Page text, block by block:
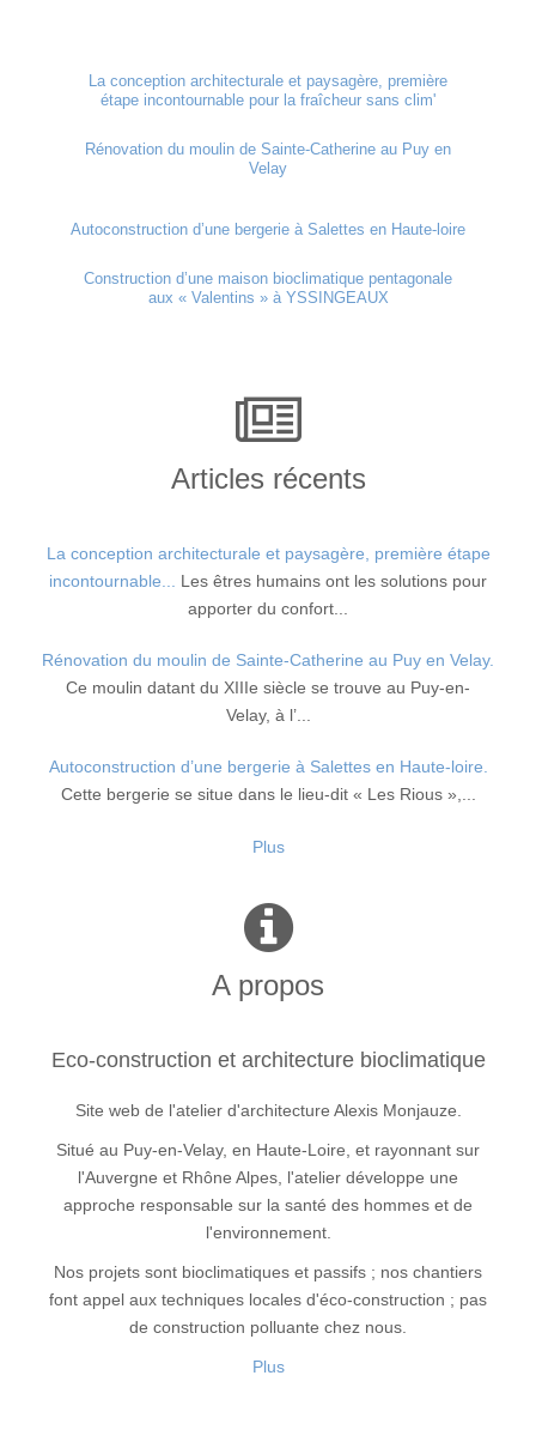
La conception architecturale et paysagère, première
étape incontournable pour la fraîcheur sans clim'
Rénovation du moulin de Sainte-Catherine au Puy en
Velay
Autoconstruction d’une bergerie à Salettes en Haute-loire
Construction d’une maison bioclimatique pentagonale
aux « Valentins » à YSSINGEAUX
Articles récents
La conception architecturale et paysagère, première étape
incontournable...
Les êtres humains ont les solutions pour
apporter du confort...
Rénovation du moulin de Sainte-Catherine au Puy en Velay.
Ce moulin datant du XIIIe siècle se trouve au Puy-en-
Velay, à l’...
Autoconstruction d’une bergerie à Salettes en Haute-loire.
Cette bergerie se situe dans le lieu-dit « Les Rious »,...
Plus
A propos
Eco-construction et architecture bioclimatique
Site web de l'atelier d'architecture Alexis Monjauze.
Situé au Puy-en-Velay, en Haute-Loire, et rayonnant sur
l'Auvergne et Rhône Alpes, l'atelier développe une
approche responsable sur la santé des hommes et de
l'environnement.
Nos projets sont bioclimatiques et passifs ; nos chantiers
font appel aux techniques locales d'éco-construction ; pas
de construction polluante chez nous.
Plus